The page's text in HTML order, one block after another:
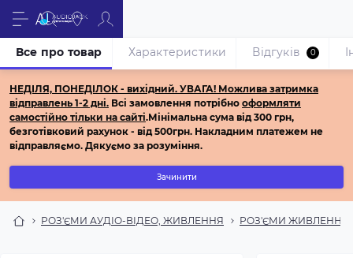
НЕДІЛЯ, ПОНЕДІЛОК - вихідний. УВАГА! Можлива затримка
відправлень 1-2 дні. Всі замовлення потрібно оформляти
самостійно тільки на сайті.Мінімальна сума від 300 грн,
безготівковий рахунок - від 500грн. Накладним платежем не
відправляємо. Дякуємо за розуміння.
Зачинити
РОЗ'ЄМИ АУДІО-ВІДЕО, ЖИВЛЕННЯ РОЗ'ЄМИ ЖИВЛЕННЯ
Все про товар Характеристики Відгуків 0